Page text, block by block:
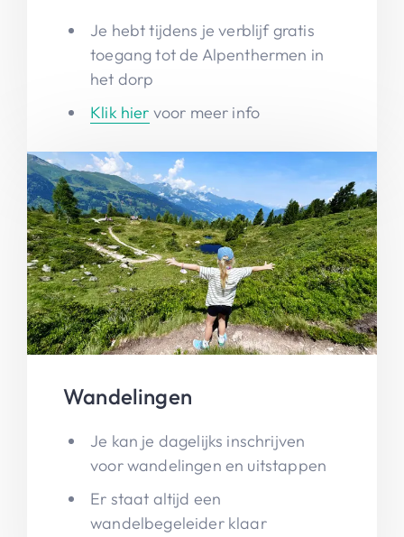
Je hebt tijdens je verblijf gratis
toegang tot de Alpenthermen in
het dorp
Klik hier voor meer info
Wandelingen
Je kan je dagelijks inschrijven
voor wandelingen en uitstappen
Er staat altijd een
wandelbegeleider klaar